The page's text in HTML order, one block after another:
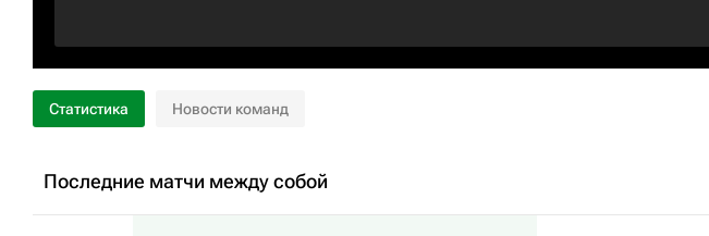
Статистика Новости команд
Последние матчи между собой